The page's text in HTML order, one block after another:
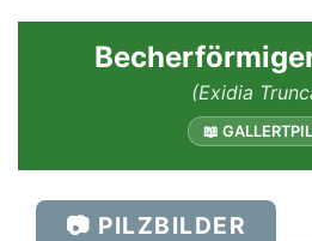
(Exidia
📖
📷 PILZBILDER